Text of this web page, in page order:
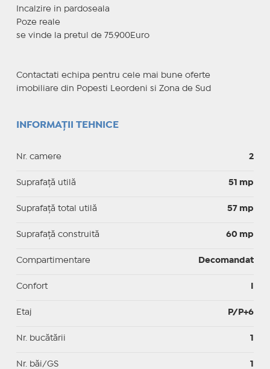
Incalzire in pardoseala
Poze reale
se vinde la pretul de 75.900Euro
Contactati echipa pentru cele mai bune oferte
imobiliare din Popesti Leordeni si Zona de Sud
INFORMAȚII TEHNICE
Nr. camere 2
Suprafaţă utilă 51 mp
Suprafaţă total utilă 57 mp
Suprafaţă construită 60 mp
Compartimentare Decomandat
Confort
Etaj P/P+6
Nr. bucătării 1
Nr. băi/GS 1